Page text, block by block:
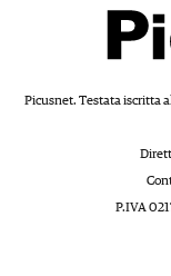
Picusnet. Testata iscritta
P.IVA